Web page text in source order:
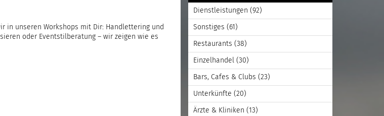
in unseren Workshops mit Dir: Handlettering und
oder Eventstilberatung – wir zeigen wie es
Dienstleistungen (92)
Sonstiges (61)
Restaurants (38)
Einzelhandel (30)
Bars, Cafes & Clubs (23)
Unterkünfte (20)
Ärzte & Kliniken (13)